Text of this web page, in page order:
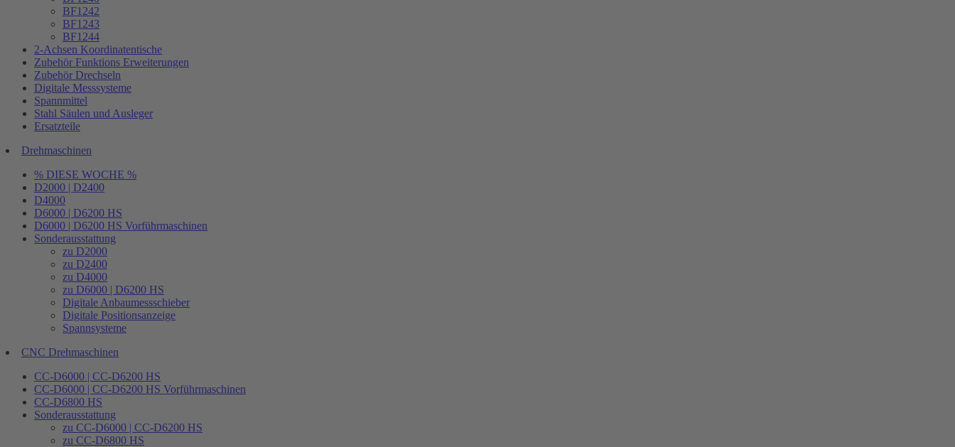
BF1242
BF1243
BF1244
2-Achsen Koordinatentische
Zubehör Funktions Erweiterungen
Zubehör Drechseln
Digitale Messsysteme
Spannmittel
Stahl Säulen und Ausleger
Ersatzteile
Drehmaschinen
% DIESE WOCHE %
D2000 | D2400
D4000
D6000 | D6200 HS
D6000 | D6200 HS Vorführmaschinen
Sonderausstattung
zu D2000
zu D2400
zu D4000
zu D6000 | D6200 HS
Digitale Anbaumessschieber
Digitale Positionsanzeige
Spannsysteme
CNC Drehmaschinen
CC-D6000 | CC-D6200 HS
CC-D6000 | CC-D6200 HS Vorführmaschinen
CC-D6800 HS
Sonderausstattung
zu CC-D6000 | CC-D6200 HS
zu CC-D6800 HS